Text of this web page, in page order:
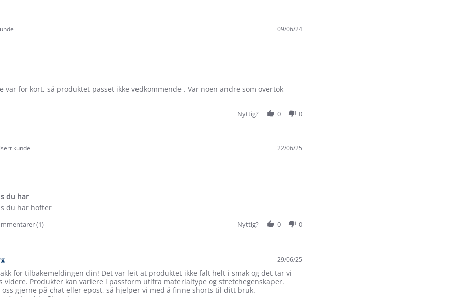
09/06/24
var for kort, så produktet passet ikke vedkommende . Var noen andre som overtok
Nyttig? 0 0
kunde 22/06/25
du har
du har hofter
(1) Nyttig? 0 0
29/06/25
for tilbakemeldingen din! Det var leit at produktet ikke falt helt i smak og det tar vi
videre. Produkter kan variere i passform utifra materialtype og stretchegenskaper.
oss gjerne på chat eller epost, så hjelper vi med å finne shorts til ditt bruk.